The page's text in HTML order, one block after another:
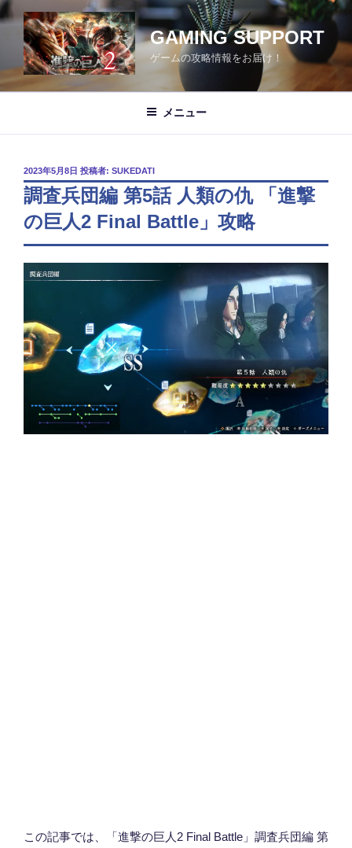
コ
ン
ツ
GAMING SUPPORT
ゲームの攻略情報をお届け！
メニュー
投
稿
日:
2023年5月8日 投稿者: SUKEDATI
調査兵団編 第5話 人類の仇 「進撃
の巨人2 Final Battle」攻略
この記事では、「進撃の巨人2 Final Battle」調査兵団編 第